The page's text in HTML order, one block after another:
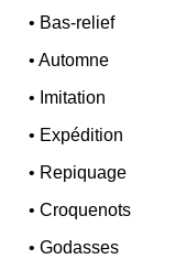
• Bas-relief
•Automne
• Imitation
• Expédition
• Repiquage
•Croquenots
•Godasses